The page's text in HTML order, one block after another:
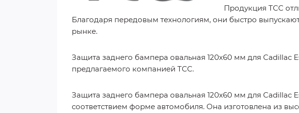
Продукция ТСС
Благодаря передовым технологиям, они быстро
рынке.
Защита заднего бампера овальная 120х60 мм для Cadillac
предлагаемого компанией ТСС.
Защита заднего бампера овальная 120х60 мм для Cadillac
соответствием форме автомобиля. Она изготовлена из